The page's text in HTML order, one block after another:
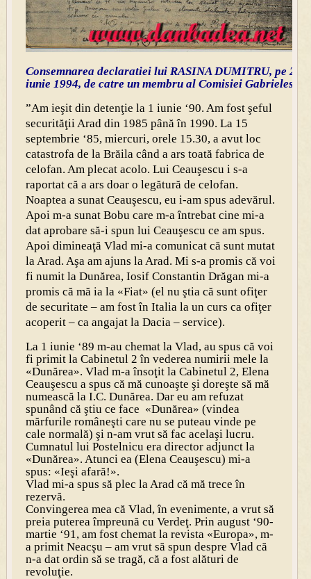
Consemnarea declaratiei lui RASINA DUMITRU, pe 2
iunie 1994, de catre un membru al Comisiei Gabrielescu
”Am ieşit din detenţie la 1 iunie ‘90. Am fost şeful
securităţii Arad din 1985 până în 1990. La 15
septembrie ‘85, miercuri, orele 15.30, a avut loc
catastrofa de la Brăila când a ars toată fabrica de
celofan. Am plecat acolo. Lui Ceauşescu i s-a
raportat că a ars doar o legătură de celofan.
Noaptea a sunat Ceauşescu, eu i-am spus adevărul.
Apoi m-a sunat Bobu care m-a întrebat cine mi-a
dat aprobare să-i spun lui Ceauşescu ce am spus.
Apoi dimineaţă Vlad mi-a comunicat că sunt mutat
la Arad. Aşa am ajuns la Arad. Mi s-a promis că voi
fi numit la Dunărea, Iosif Constantin Drăgan mi-a
promis că mă ia la «Fiat» (el nu ştia că sunt ofiţer
de securitate – am fost în Italia la un curs ca ofiţer
acoperit – ca angajat la Dacia – service).
La 1 iunie ‘89 m-au chemat la Vlad, au spus că voi
fi primit la Cabinetul 2 în vederea numirii mele la
«Dunărea». Vlad m-a însoţit la Cabinetul 2, Elena
Ceauşescu a spus că mă cunoaşte şi doreşte să mă
numească la I.C. Dunărea. Dar eu am refuzat
spunând că ştiu ce face «Dunărea» (vindea
mărfurile româneşti care nu se puteau vinde pe
cale normală) şi n-am vrut să fac acelaşi lucru.
Cumnatul lui Postelnicu era director adjunct la
«Dunărea». Atunci ea (Elena Ceauşescu) mi-a
spus: «Ieşi afară!».
Vlad mi-a spus să plec la Arad că mă trece în
rezervă.
Convingerea mea că Vlad, în evenimente, a vrut să
preia puterea împreună cu Verdeţ. Prin august ‘90-
martie ‘91, am fost chemat la revista «Europa», m-
a primit Neacşu – am vrut să spun despre Vlad că
n-a dat ordin să se tragă, că a fost alături de
revoluţie.